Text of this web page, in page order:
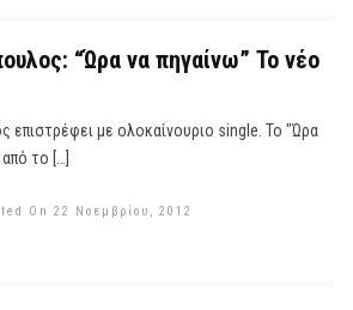
“Ώρα να πηγαίνω” Το νέο
επιστρέφει με ολοκαίνουριο single. Το "Ώρα
το […]
On 22 Νοεμβρίου, 2012